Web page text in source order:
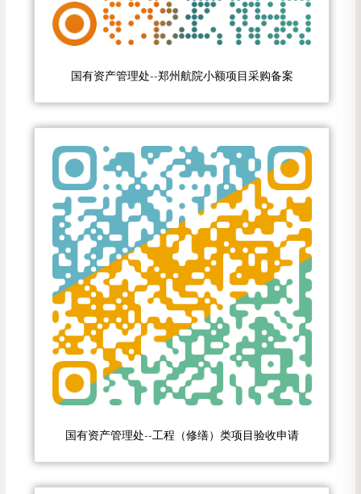
国有资产管理处--郑州航院小额项目采购备案
国有资产管理处--工程（修缮）类项目验收申请